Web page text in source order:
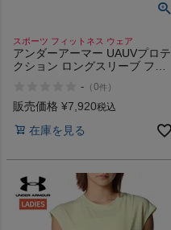
スポーツ フィットネス ウェア
アンダーアーマー UAUVプロテ
クション ロングスリーブ フー
UAUV Protection Long Sleeve
Hoodie
- （0件 ）
販売価格 ¥7,920税込
在庫を見る